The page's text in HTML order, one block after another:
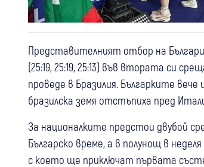
Представителният отбор на
(25:19, 25:19, 25:13) във втората си
проведе в Бразилия. Българките
бразилска земя отстъпиха пред
За националките предстои двубой
Българско време, а в полунощ в
с което ще приключат първата